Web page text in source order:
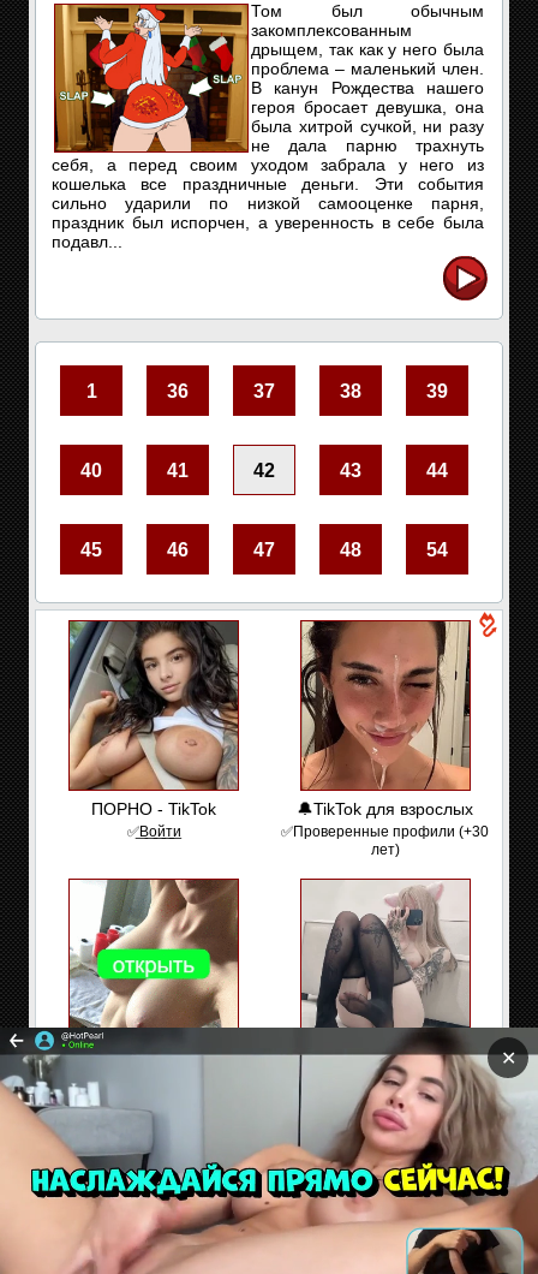
Том был обычным
закомплексованным
дрыщем, так как у него была
проблема – маленький член.
В канун Рождества нашего
героя бросает девушка, она
была хитрой сучкой, ни разу
не дала парню трахнуть
себя, а перед своим уходом забрала у него из
кошелька все праздничные деньги. Эти события
сильно ударили по низкой самооценке парня,
праздник был испорчен, а уверенность в себе была
подавл...
1 36 37 38 39
40 41 42 43 44
45 46 47 48 54
ПОРНО - TikTok
✅͟В͟о͟й͟т͟и
🔔TikTok для взрослых
✅Проверенные профили (+30
лет)
Алина отправила Вам (3)
фото❤️
Алиса, 22 ✅
Здесь без цензуры👉🔞
Сайт содержит материалы предназначенные только
для взрослых. Находясь на сайте Вы подтверждаете,
что Вам 18 лет и более. Если Вам нет 18 лет покиньте
сайт!
Секс и эротические флэш игры
✕